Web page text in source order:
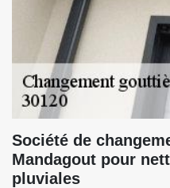
Société de
Mandagout pour
pluviales